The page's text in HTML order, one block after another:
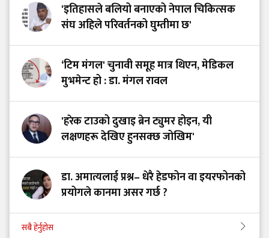
'इतिहासले बलियो बनाएको नेपाल चिकित्सक
संघ अहिले परिवर्तनको घुम्तीमा छ'
‘टिम मंगल' चुनावी समूह मात्र थिएन, मेडिकल
मुभमेन्ट हो : डा. मंगल रावल
'हरेक टाउको दुखाइ ब्रेन ट्युमर होइन, यी
लक्षणहरू देखिए हुनसक्छ जोखिम'
डा. अमात्यलाई प्रश्न– धेरै हेडफोन वा इयरफोनको
प्रयोगले कानमा असर गर्छ ?
सबै हेर्नुहोस